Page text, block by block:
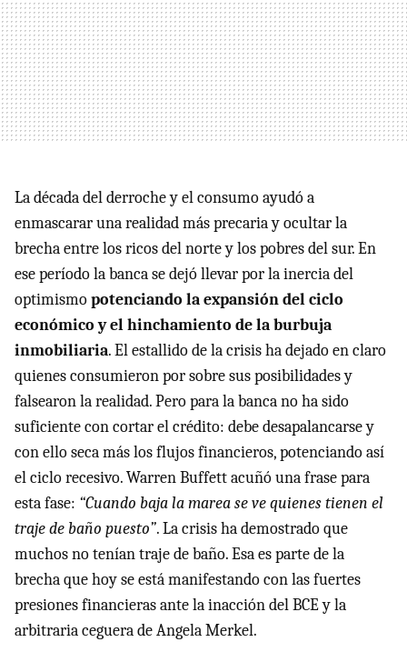
La década del derroche y el consumo ayudó a
enmascarar una realidad más precaria y ocultar la
brecha entre los ricos del norte y los pobres del sur. En
ese período la banca se dejó llevar por la inercia del
optimismopotenciando la expansión del ciclo
económico y el hinchamiento de la burbuja
inmobiliaria. El estallido de la crisis ha dejado en claro
quienes consumieron por sobre sus posibilidades y
falsearon la realidad. Pero para la banca no ha sido
suficiente con cortar el crédito: debe desapalancarse y
con ello seca más los flujos financieros, potenciando así
el ciclo recesivo. Warren Buffett acuñó una frase para
esta fase: “Cuando baja la marea se ve quienes tienen el
traje de baño puesto”. La crisis ha demostrado que
muchos no tenían traje de baño. Esa es parte de la
brecha que hoy se está manifestando con las fuertes
presiones financieras ante la inacción delBCEy la
arbitraria ceguera de Angela Merkel.